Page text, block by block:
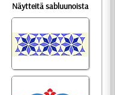
Näytteitä sabluunoista